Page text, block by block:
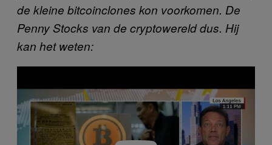
de kleine bitcoinclones kon voorkomen. De
Penny Stocks van de cryptowereld dus. Hij
kan het weten:
a
v
i
d